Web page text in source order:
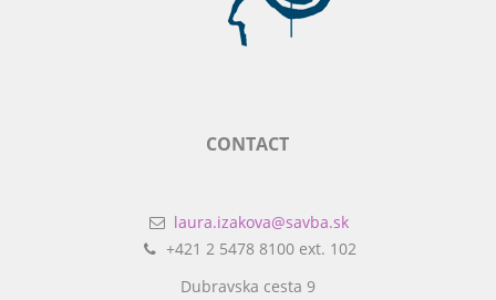
CONTACT
laura.izakova@savba.sk
+421 2 5478 8100 ext. 102
Dubravska cesta 9